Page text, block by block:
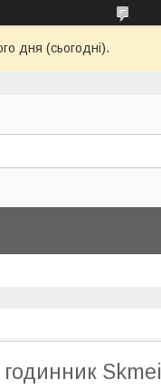
дня (сьогодні).
Skmei